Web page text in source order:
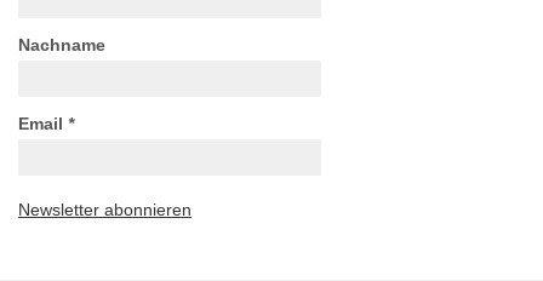
Nachname
Email *
Newsletter abonnieren